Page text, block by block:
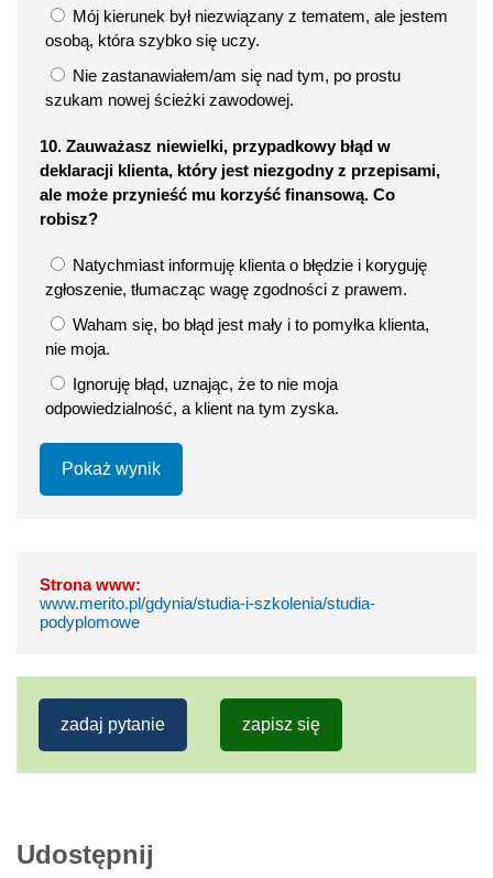
Mój kierunek był niezwiązany z tematem, ale jestem
osobą, która szybko się uczy.
Nie zastanawiałem/am się nad tym, po prostu
szukam nowej ścieżki zawodowej.
10. Zauważasz niewielki, przypadkowy błąd w
deklaracji klienta, który jest niezgodny z przepisami,
ale może przynieść mu korzyść finansową. Co
robisz?
Natychmiast informuję klienta o błędzie i koryguję
zgłoszenie, tłumacząc wagę zgodności z prawem.
Waham się, bo błąd jest mały i to pomyłka klienta,
nie moja.
Ignoruję błąd, uznając, że to nie moja
odpowiedzialność, a klient na tym zyska.
Pokaż wynik
Strona www:
www.merito.pl/gdynia/studia-i-szkolenia/studia-
podyplomowe
zadaj pytanie zapisz się
Udostępnij